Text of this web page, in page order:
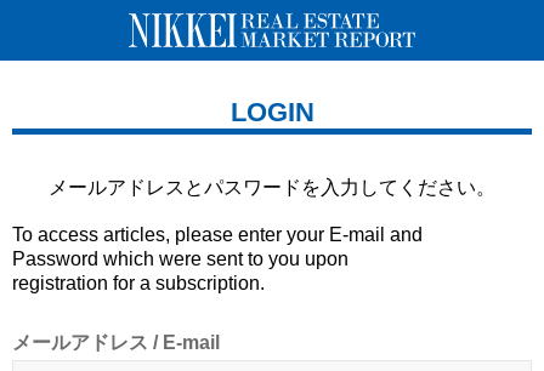
LOGIN
メールアドレスとパスワードを 入力してください。
To access articles, please enter your E-mail and
Password which were sent to you upon
registration for a subscription.
メールアドレス / E-mail